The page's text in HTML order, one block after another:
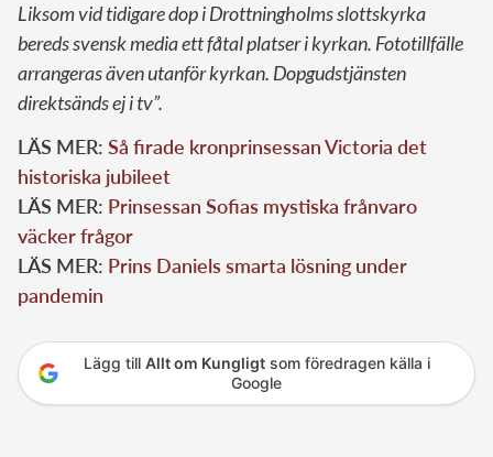
Liksom vid tidigare dop i Drottningholms slottskyrka
bereds svensk media ett fåtal platser i kyrkan. Fototillfälle
arrangeras även utanför kyrkan. Dopgudstjänsten
direktsänds ej i tv”.
LÄS MER: Så firade kronprinsessan Victoria det
historiska jubileet
LÄS MER: Prinsessan Sofias mystiska frånvaro
väcker frågor
LÄS MER: Prins Daniels smarta lösning under
pandemin
Lägg till Allt om Kungligtsom föredragen källa i
Google